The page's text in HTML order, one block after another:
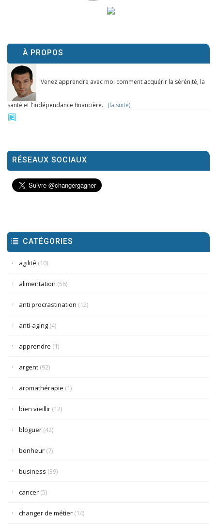
À PROPOS
Venez apprendre avec moi comment acquérir la sérénité, la
santé et l'indépendance financière. (la suite)
RÉSEAUX SOCIAUX
CATÉGORIES
agilité (10)
alimentation (56)
anti procrastination (12)
anti-aging (4)
apprendre (1)
argent (92)
aromathérapie (1)
bien vieillir (12)
bloguer (42)
bonheur (7)
business (39)
cancer (5)
changer de métier (14)